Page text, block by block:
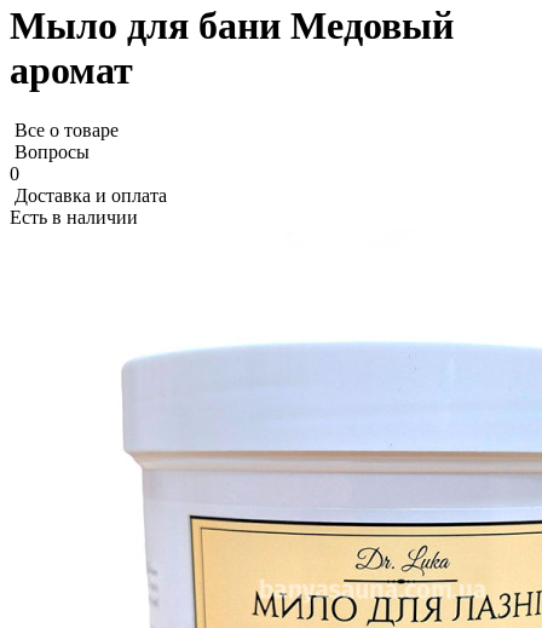
Мыло для бани Медовый
аромат
Все о товаре
Вопросы
0
Доставка и оплата
Есть в наличии